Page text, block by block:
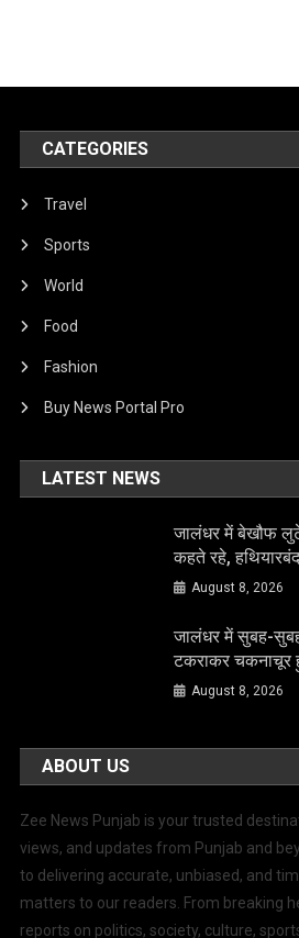
CATEGORIES
Travel
Sports
World
Food
Fashion
Buy News Portal Pro
LATEST NEWS
जालंधर में बेखौफ
कहते रहे,
August 8, 2026
जालंधर में सुबह-
टकराकर चकनाचूर
August 8, 2026
ABOUT US
Zee News Punjab is your trusted
views, and updates from Punjab and
to delivering accurate, unbiased, and
matters to our readers. From breaking
reports on politics, society, culture,